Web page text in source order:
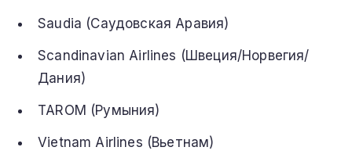
Saudia (Саудовская Аравия)
Scandinavian Airlines (Швеция/Норвегия/
Дания)
TAROM (Румыния)
Vietnam Airlines (Вьетнам)